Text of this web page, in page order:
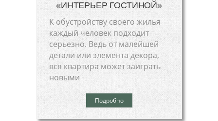
«ИНТЕРЬЕР ГОСТИНОЙ»
К обустройству своего жилья
каждый человек подходит
серьезно. Ведь от малейшей
детали или элемента декора,
вся квартира может заиграть
новыми
Подробно